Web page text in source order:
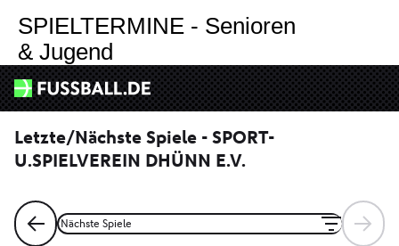
SPIELTERMINE - Senioren
& Jugend